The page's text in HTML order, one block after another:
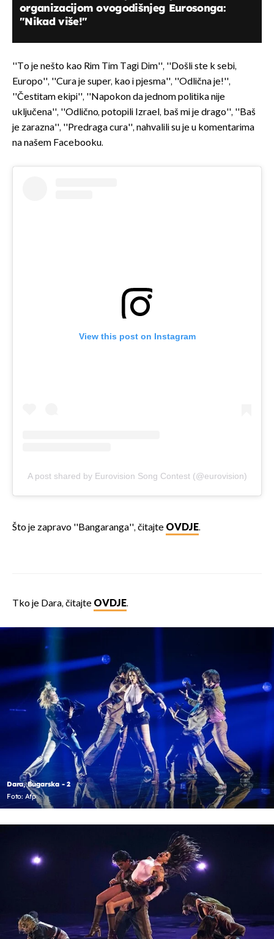
organizacijom ovogodišnjeg Eurosonga:
"Nikad više!"
''To je nešto kao Rim Tim Tagi Dim'', ''Došli ste k sebi,
Europo'', ''Cura je super, kao i pjesma'', ''Odlična je!'',
''Čestitam ekipi'', ''Napokon da jednom politika nije
uključena'', ''Odlično, potopili Izrael, baš mi je drago'', ''Baš
je zarazna'', ''Predraga cura'', nahvalili su je u komentarima
na našem Facebooku.
View this post on Instagram
A post shared by Eurovision Song Contest (@eurovision)
Što je zapravo ''Bangaranga'', čitajte OVDJE.
Tko je Dara, čitajte OVDJE.
Dara, Bugarska - 2
Foto: Afp